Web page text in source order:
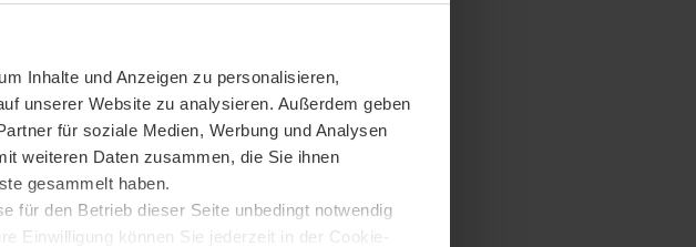
Inhalte und Anzeigen zu personalisieren,
unserer Website zu analysieren. Außerdem geben
für soziale Medien, Werbung und Analysen
weiteren Daten zusammen, die Sie ihnen
gesammelt haben.
für den Betrieb dieser Seite unbedingt notwendig
Einwilligung können Sie jederzeit in der Cookie-